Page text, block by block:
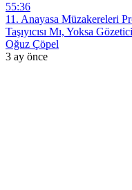
55:36
11. Anayasa Müzakereleri
Taşıyıcısı Mı, Yoksa
Oğuz Çöpel
3 ay önce